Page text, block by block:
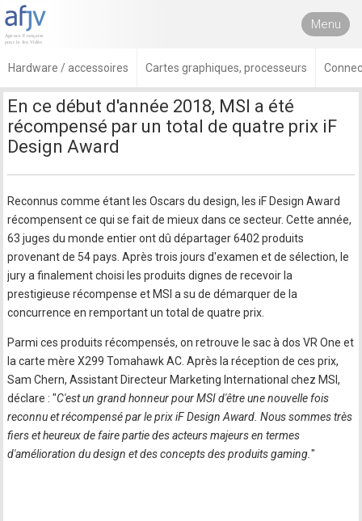
Menu
Hardware / accessoires Cartes graphiques, processeurs
En ce début d'année 2018, MSI a été
récompensé par un total de quatre prix iF
Design Award
Reconnus comme étant les Oscars du design, les iF Design Award
récompensent ce qui se fait de mieux dans ce secteur. Cette année,
63 juges du monde entier ont dû départager 6402 produits
provenant de 54 pays. Après trois jours d'examen et de sélection, le
jury a finalement choisi les produits dignes de recevoir la
prestigieuse récompense et MSI a su de démarquer de la
concurrence en remportant un total de quatre prix.
Parmi ces produits récompensés, on retrouve le sac à dos VR One et
la carte mère X299 Tomahawk AC. Après la réception de ces prix,
Sam Chern, Assistant Directeur Marketing International chez MSI,
déclare : "C'est un grand honneur pour MSI d'être une nouvelle fois
reconnu et récompensé par le prix iF Design Award. Nous sommes très
fiers et heureux de faire partie des acteurs majeurs en termes
d'amélioration du design et des concepts des produits gaming."